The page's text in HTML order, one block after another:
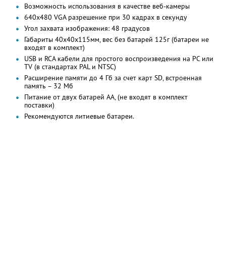
Возможность использования в качестве веб-камеры
640x480 VGA разрешение при 30 кадрах в секунду
Угол захвата изображения: 48 градусов
Габариты 40х40х115мм, вес без батарей 125г (батареи не
входят в комплект)
USB и RCA кабели для простого воспроизведения на PC или
TV (в стандартах PAL и NTSC)
Расширение памяти до 4 Гб за счет карт SD, встроенная
память – 32 Мб
Питание от двух батарей AA, (не входят в комплект
поставки)
Рекомендуются литиевые батареи.